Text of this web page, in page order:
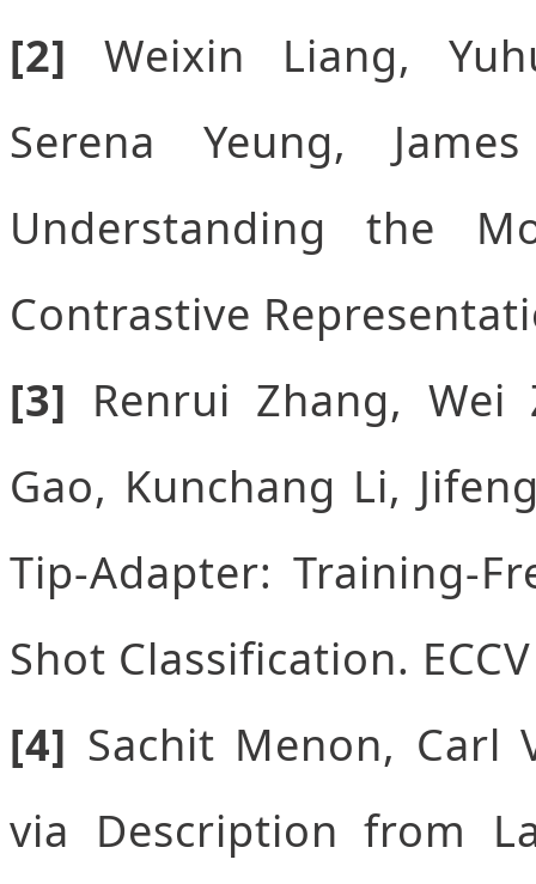
[2] Weixin Liang,
Serena Yeung,
Understanding the
Contrastive
[3] Renrui Zhang, Wei
Gao, Kunchang Li,
Tip-Adapter: Training-
Shot Classification.
[4] Sachit Menon, Carl
via Description from